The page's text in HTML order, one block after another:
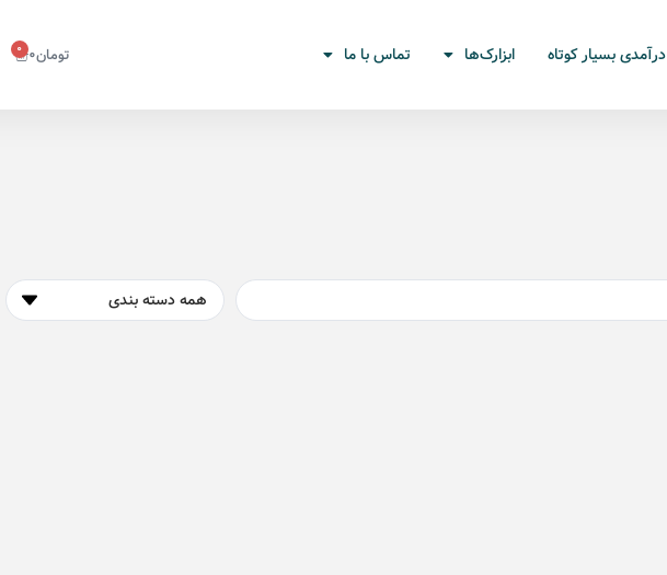
درآمدی بسیار کوتاه ابزارک‌ها تماس با ما تومان0
0